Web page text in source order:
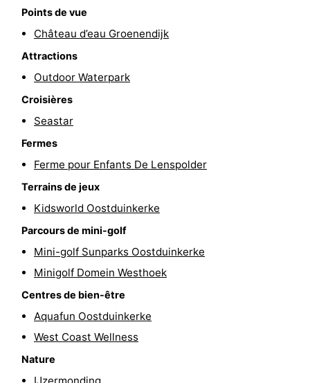
jeux
intérieures
mini-
golf
bien-
être
Villages
villes
Nature
Sports
Faire
vélo
Randonnée
Équitation
Terrains
golf
Surfen
Equitation
Boire
Points de vue
Château d’eau Groenendijk
Attractions
Outdoor Waterpark
Croisières
Seastar
Fermes
Ferme pour Enfants De Lenspolder
Terrains de jeux
Kidsworld Oostduinkerke
Parcours de mini-golf
Mini-golf Sunparks Oostduinkerke
Minigolf Domein Westhoek
Centres de bien-être
Aquafun Oostduinkerke
West Coast Wellness
Nature